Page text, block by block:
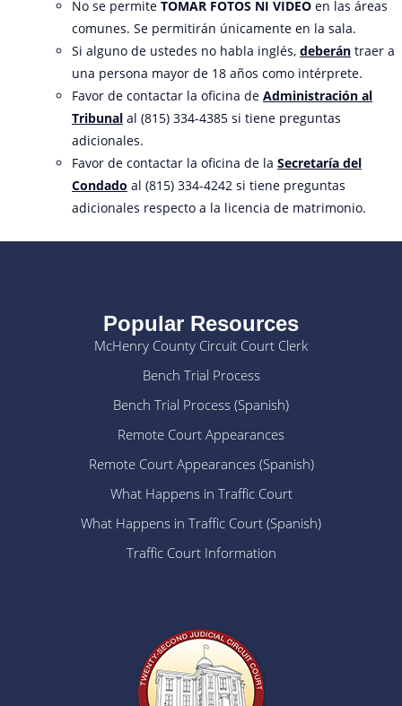
No se permite TOMAR FOTOS NI VIDEO en las áreas
comunes. Se permitirán únicamente en la sala.
Si alguno de ustedes no habla inglés, deberán traer a
una persona mayor de 18 años como intérprete.
Favor de contactar la oficina de Administración al
Tribunal al (815) 334-4385 si tiene preguntas
adicionales.
Favor de contactar la oficina de la Secretaría del
Condado al (815) 334-4242 si tiene preguntas
adicionales respecto a la licencia de matrimonio.
Popular Resources
McHenry County Circuit Court Clerk
Bench Trial Process
Bench Trial Process (Spanish)
Remote Court Appearances
Remote Court Appearances (Spanish)
What Happens in Traffic Court
What Happens in Traffic Court (Spanish)
Traffic Court Information